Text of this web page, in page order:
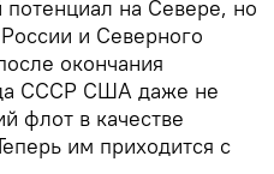
потенциал на Севере, но
и Северного
окончания
СССР США даже не
флот в качестве
им приходится с